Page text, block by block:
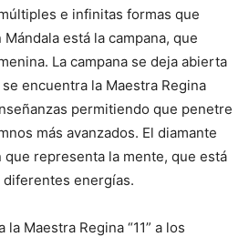
e infinitas formas que
está la campana, que
La campana se deja abierta
encuentra la Maestra Regina
permitiendo que penetre
más avanzados. El diamante
representa la mente, que está
energías.
Maestra Regina “11” a los